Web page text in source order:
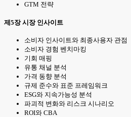
GTM 전략
제5장 시장 인사이트
소비자 인사이트와 최종사용자 관점
소비자 경험 벤치마킹
기회 매핑
유통 채널 분석
가격 동향 분석
규제 준수와 표준 프레임워크
ESG와 지속가능성 분석
파괴적 변화와 리스크 시나리오
ROI와 CBA